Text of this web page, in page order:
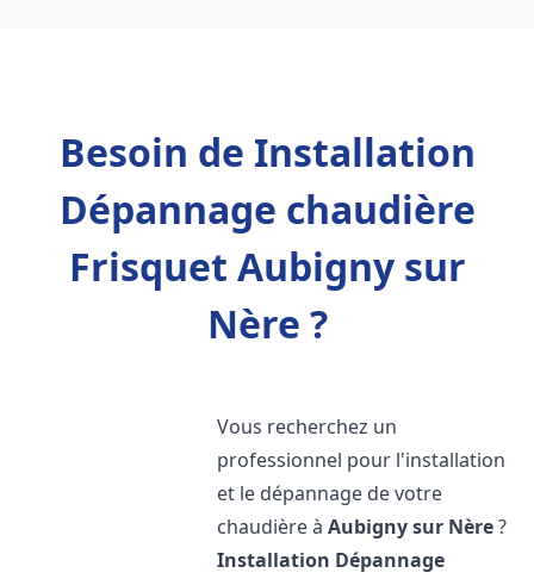
Besoin de Installation
Dépannage chaudière
Frisquet Aubigny sur
Nère ?
Vous recherchez un
professionnel pour l'installation
et le dépannage de votre
chaudière àAubigny sur Nère?
Installation Dépannage